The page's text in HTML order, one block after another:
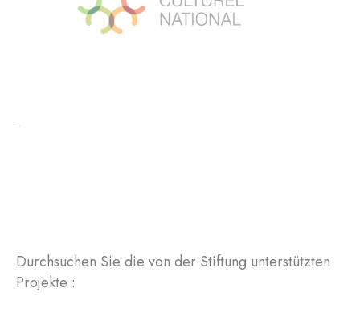
Durchsuchen Sie die von der Stiftung unterstützten
Projekte :